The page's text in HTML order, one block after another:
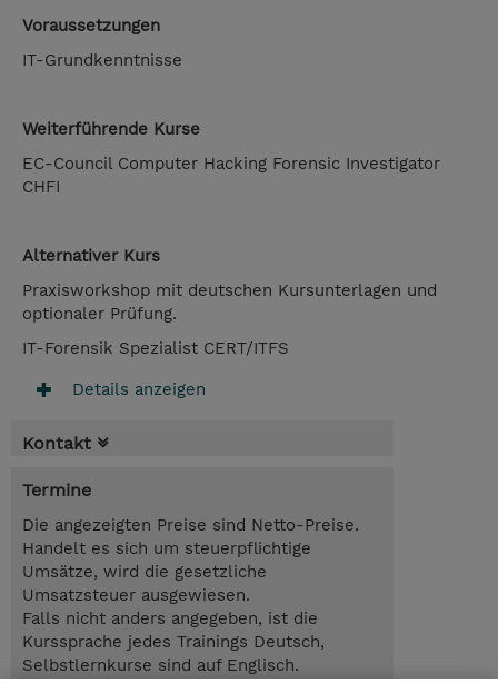
Voraussetzungen
IT-Grundkenntnisse
Weiterführende Kurse
EC-Council Computer Hacking Forensic Investigator
CHFI
Alternativer Kurs
Praxisworkshop mit deutschen Kursunterlagen und
optionaler Prüfung.
IT-Forensik Spezialist CERT/ITFS
Details anzeigen
Kontakt
Termine
Die angezeigten Preise sind Netto-Preise.
Handelt es sich um steuerpflichtige
Umsätze, wird die gesetzliche
Umsatzsteuer ausgewiesen.
Falls nicht anders angegeben, ist die
Kurssprache jedes Trainings Deutsch,
Selbstlernkurse sind auf Englisch.